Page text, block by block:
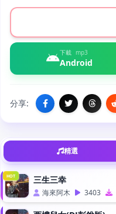
下載 mp3
Android
分享:
精選
HOT 三生三幸
海來阿木 3403